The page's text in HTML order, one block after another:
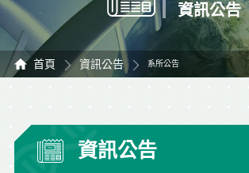
資訊公告
首頁 資訊公告 系所公告
資訊公告